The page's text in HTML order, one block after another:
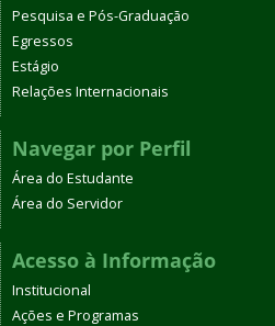
Pesquisa e Pós-Graduação
Egressos
Estágio
Relações Internacionais
Navegar por Perfil
Área do Estudante
Área do Servidor
Acesso à Informação
Institucional
Ações e Programas